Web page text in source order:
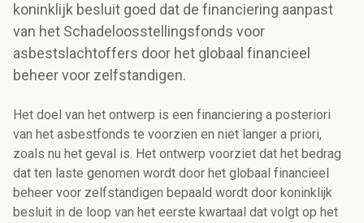
koninklijk besluit goed dat de financiering aanpast
van het Schadeloosstellingsfonds voor
asbestslachtoffers door het globaal financieel
beheer voor zelfstandigen.
Het doel van het ontwerp is een financiering a posteriori
van het asbestfonds te voorzien en niet langer a priori,
zoals nu het geval is. Het ontwerp voorziet dat het bedrag
dat ten laste genomen wordt door het globaal financieel
beheer voor zelfstandigen bepaald wordt door koninklijk
besluit in de loop van het eerste kwartaal dat volgt op het